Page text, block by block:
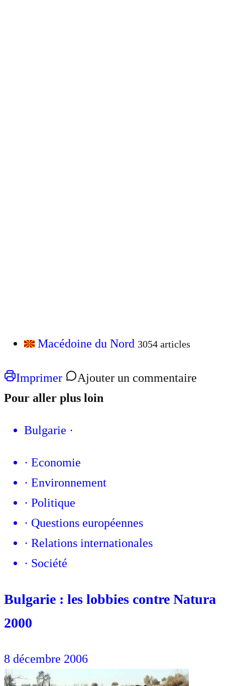
Macédoine du Nord 3054 articles
Imprimer
Ajouter un commentaire
Pour aller plus loin
Bulgarie ·
· Economie
· Environnement
· Politique
· Questions européennes
· Relations internationales
· Société
Bulgarie : les lobbies contre Natura
2000
8 décembre 2006